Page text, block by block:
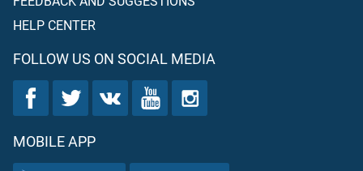
HELP CENTER
FOLLOW US ON SOCIAL MEDIA
MOBILE APP